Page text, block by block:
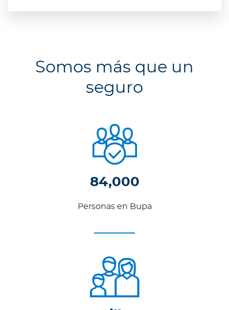
Somos más que un
seguro
84,000
Personas en Bupa